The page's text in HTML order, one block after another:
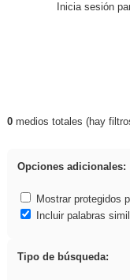
Inicia sesión
Resultados de:
0medios totales (hay
Opciones adicionales:
Mostrar protegidos
Incluir palabras
Tipo de búsqueda: